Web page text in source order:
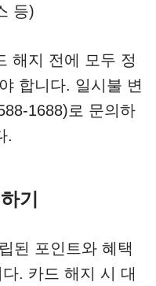
등)
해지 전에 모두 정
합니다. 일시불 변
1688)로 문의하
.
기
된 포인트와 혜택
. 카드 해지 시 대